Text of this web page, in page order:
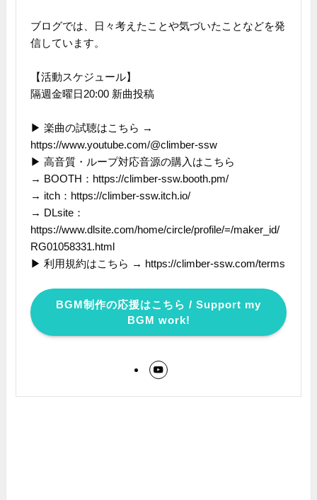
ブログでは、日々考えたことや気づいたことなどを発
信しています。
【活動スケジュール】
隔週金曜日20:00 新曲投稿
▶ 楽曲の試聴はこちら →
https://www.youtube.com/@climber-ssw
▶ 高音質・ループ対応音源の購入はこちら
→ BOOTH：https://climber-ssw.booth.pm/
→ itch：https://climber-ssw.itch.io/
→ DLsite：
https://www.dlsite.com/home/circle/profile/=/maker_id/
RG01058331.html
▶ 利用規約はこちら → https://climber-ssw.com/terms
BGM制作の応援はこちら / Support my
BGM work!